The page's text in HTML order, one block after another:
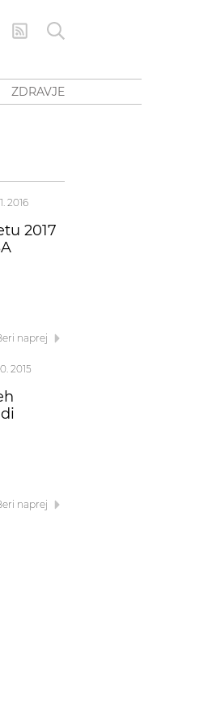
ZDRAVJE
2016
2017
naprej
2015
naprej